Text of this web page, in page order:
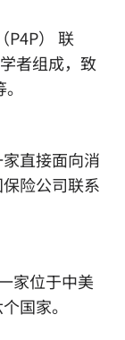
P4P） 联
者组成，致
直接面向消
险公司联系
家位于中美
国家。